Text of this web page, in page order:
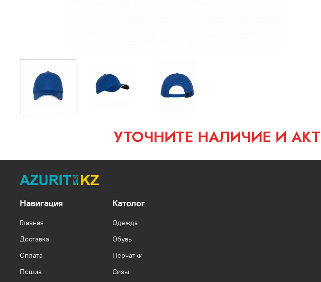
УТОЧНИТЕ НАЛИЧИЕ И
Навигация
Главная
Доставка
Оплата
Пошив
Католог
Одежда
Обувь
Перчатки
Сизы